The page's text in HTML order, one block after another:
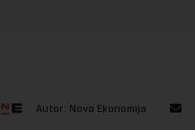
Autor: Nova Ekonomija